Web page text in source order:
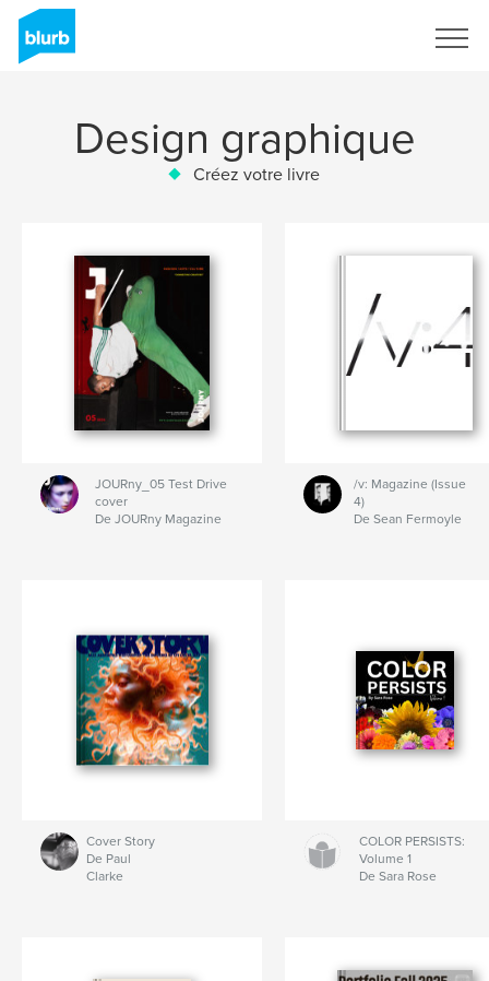
Design graphique
Créez votre livre
JOURny_05 Test Drive
cover
De JOURny Magazine
/v: Magazine (Issue
4)
De Sean Fermoyle
Cover Story
De Paul
Clarke
COLOR PERSISTS:
Volume 1
De Sara Rose